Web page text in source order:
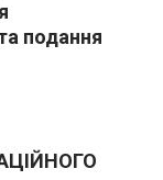
подання